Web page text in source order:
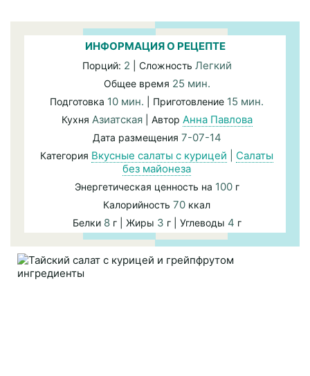
ИНФОРМАЦИЯ О РЕЦЕПТЕ
Порций: 2 | Сложность Легкий
Общее время 25 мин.
Подготовка 10 мин. | Приготовление 15 мин.
Кухня Азиатская| Автор Анна Павлова
Дата размещения 7-07-14
Категория Вкусные салаты с курицей
Салаты
без майонеза
Энергетическая ценность на 100г
Калорийность 70 ккал
Белки 8г | Жиры 3 г | Углеводы 4 г